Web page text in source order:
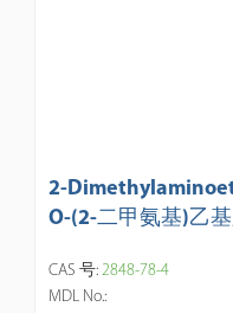
2-
de
O-(2-二甲氨基)乙
CAS 号:2848-78-4
MDL No.: